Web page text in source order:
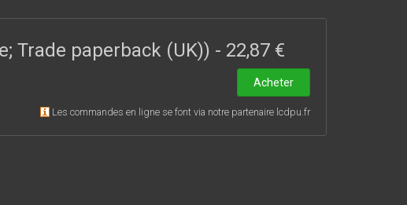
Trade paperback (UK)) - 22,87 €
Acheter
Les commandes en ligne se font via notre partenaire lcdpu.fr